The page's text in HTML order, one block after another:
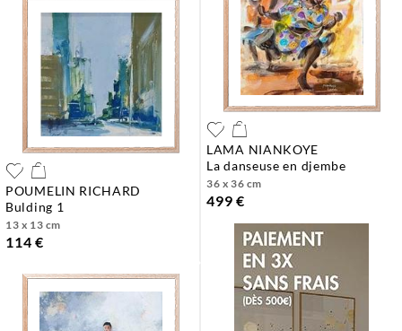
POUMELIN RICHARD
bulding 1
13 x 13 cm
114 €
LAMA NIANKOYE
la danseuse en djembe
36 x 36 cm
499 €